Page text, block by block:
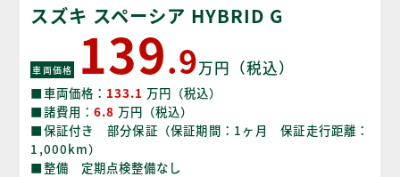
スズキ スペーシア HYBRID G
車両価格 139.9万円（税込）
■車両価格： 133.1 万円（税込）
■諸費用： 6.8 万円（税込）
■保証付き 部分保証（保証期間：1ヶ月 保証走行距離：
1,000km）
■整備 定期点検整備なし